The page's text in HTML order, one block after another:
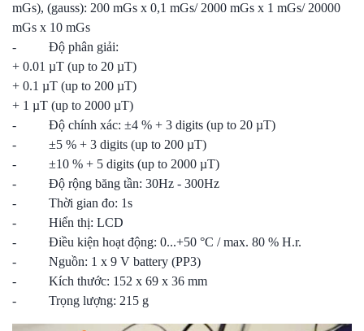
mGs), (gauss): 200 mGs x 0,1 mGs/ 2000 mGs x 1 mGs/ 20000
mGs x 10 mGs
- Độ phân giải:
+ 0.01 µT (up to 20 µT)
+ 0.1 µT (up to 200 µT)
+ 1 µT (up to 2000 µT)
- Độ chính xác: ±4 % + 3 digits (up to 20 µT)
- ±5 % + 3 digits (up to 200 µT)
- ±10 % + 5 digits (up to 2000 µT)
- Độ rộng băng tần: 30Hz - 300Hz
- Thời gian đo: 1s
- Hiển thị: LCD
- Điều kiện hoạt động: 0...+50 °C / max. 80 % H.r.
- Nguồn: 1 x 9 V battery (PP3)
- Kích thước: 152 x 69 x 36 mm
- Trọng lượng: 215 g